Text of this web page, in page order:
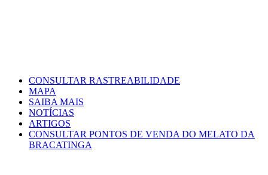
CONSULTAR RASTREABILIDADE
MAPA
SAIBA MAIS
NOTÍCIAS
ARTIGOS
CONSULTAR PONTOS DE VENDA DO MELATO DA
BRACATINGA